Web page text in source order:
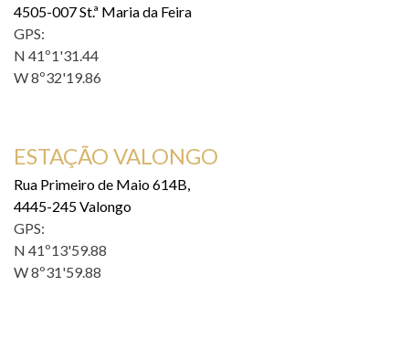
4505-007 St.ª Maria da Feira
GPS:
N 41º1'31.44
W 8º32'19.86
ESTAÇÃO VALONGO
Rua Primeiro de Maio 614B,
4445-245 Valongo
GPS:
N 41º13'59.88
W 8º31'59.88